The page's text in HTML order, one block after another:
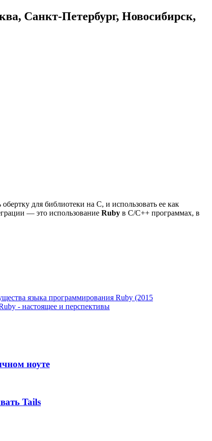
Санкт-Петербург, Новосибирск,
для библиотеки на C, и использовать ее как
— это использование Ruby в C/C++ программах, в
языка программирования Ruby (2015
- настоящее и перспективы
ноуте
Tails